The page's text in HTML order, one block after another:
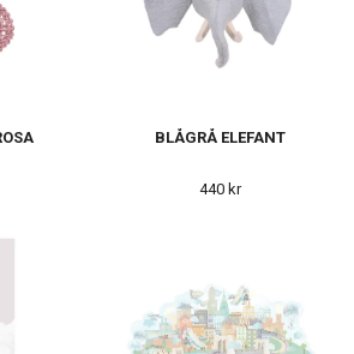
BLÅGRÅ ELEFANT
440 kr